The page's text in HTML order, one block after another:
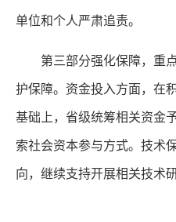
单位和个人严肃追责。
第三部分强化保障，重点
护保障。资金投入方面，在
基础上，省级统筹相关资金
索社会资本参与方式。技术
向，继续支持开展相关技术